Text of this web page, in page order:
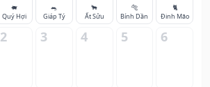
🐖
Quý Hợi
🐀
Giáp Tý
🐂
Ất Sửu
🐅
Bính Dần
🐈
Đinh Mão
2 3 4 5 6